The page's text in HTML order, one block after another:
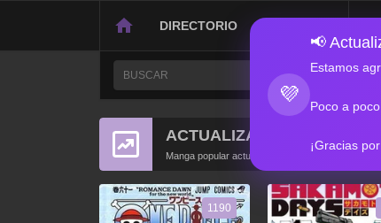
DIRECTORIO
💜
📢
Estamos
Poco a
¡Gracias
ACTUALIZACIONES
Manga popular actualizado recientemente
1190